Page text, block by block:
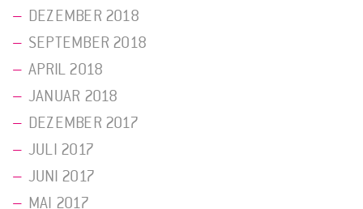
DEZEMBER 2018
SEPTEMBER 2018
APRIL 2018
JANUAR 2018
DEZEMBER 2017
JULI 2017
JUNI 2017
MAI 2017